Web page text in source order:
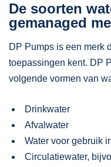
De soorten
gemanaged
DP Pumps is een merk
toepassingen kent. DP
volgende vormen van
Drinkwater
Afvalwater
Water voor gebruik
Circulatiewater,